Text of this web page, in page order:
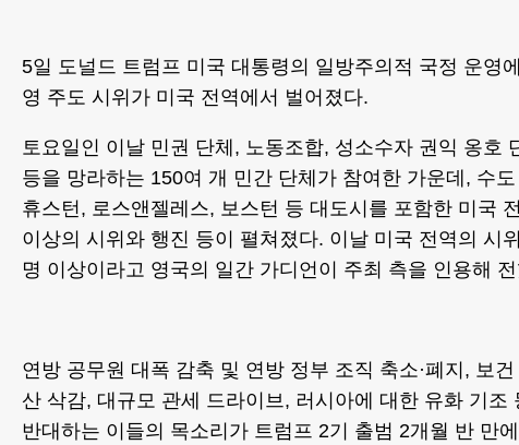
5일 도널드 트럼프 미국 대통령의 일방주의적 국정 운영
영 주도 시위가 미국 전역에서 벌어졌다.
토요일인 이날 민권 단체, 노동조합, 성소수자 권익 옹호
등을 망라하는 150여 개 민간 단체가 참여한 가운데, 수
휴스턴, 로스앤젤레스, 보스턴 등 대도시를 포함한 미국
이상의 시위와 행진 등이 펼쳐졌다. 이날 미국 전역의 시
명 이상이라고 영국의 일간 가디언이 주최 측을 인용해
연방 공무원 대폭 감축 및 연방 정부 조직 축소·폐지, 보
산 삭감, 대규모 관세 드라이브, 러시아에 대한 유화 기조
반대하는 이들의 목소리가 트럼프 2기 출범 2개월 반 만